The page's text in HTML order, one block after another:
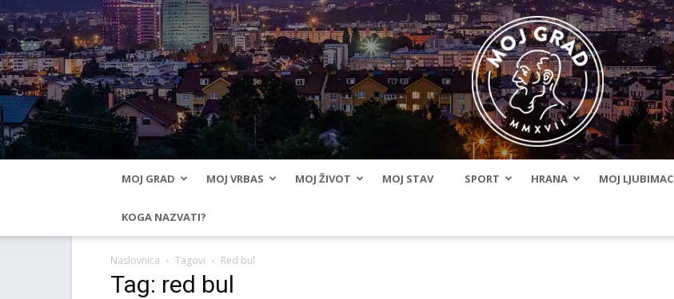
MOJ GRAD MOJ VRBAS MOJ ŽIVOT MOJ STAV SPORT HRANA MOJ LJUBIMAC
KOGA NAZVATI?
Naslovnica Tagovi Red bul
Tag: red bul